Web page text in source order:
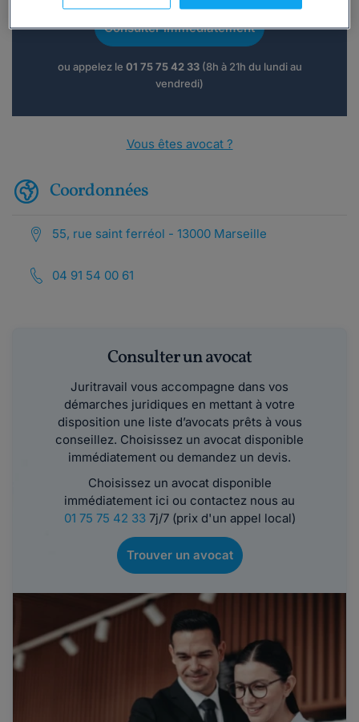
Consulter immédiatement
ou appelez le 01 75 75 42 33(8h à 21h du lundi au
vendredi)
Vous êtes avocat ?
Coordonnées
55, rue saint ferréol - 13000 Marseille
04 91 54 00 61
Consulter un avocat
Juritravail vous accompagne dans vos
démarches juridiques en mettant à votre
disposition une liste d’avocats prêts à vous
conseillez. Choisissez un avocat disponible
immédiatement ou demandez un devis.
Choisissez un avocat disponible
immédiatement ici ou contactez nous au
01 75 75 42 337j/7 (prix d'un appel local)
Trouver un avocat